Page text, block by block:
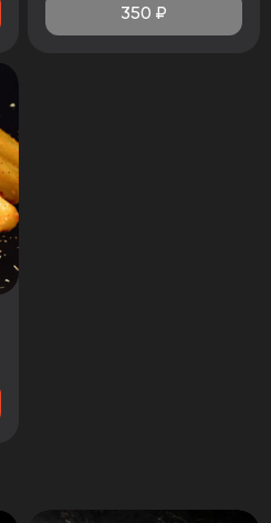
350 ₽